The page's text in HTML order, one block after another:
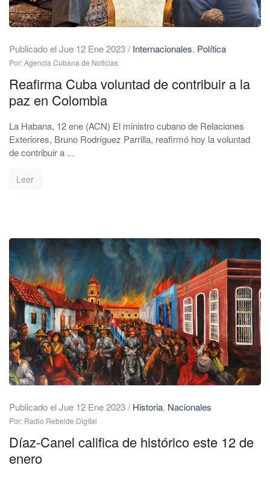
Publicado el Jue 12 Ene 2023/ Internacionales, Política
Por: Agencia Cubana de Noticias
Reafirma Cuba voluntad de contribuir a la
paz en Colombia
La Habana, 12 ene (ACN) El ministro cubano de Relaciones
Exteriores, Bruno Rodríguez Parrilla, reafirmó hoy la voluntad
de contribuir a ...
Leer
Publicado el Jue 12 Ene 2023/ Historia, Nacionales
Por: Radio Rebelde Digital
Díaz-Canel califica de histórico este 12 de
enero